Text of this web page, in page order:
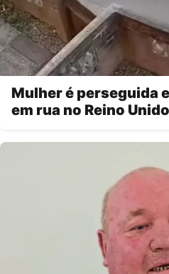
Mulher é perseguida
em rua no Reino